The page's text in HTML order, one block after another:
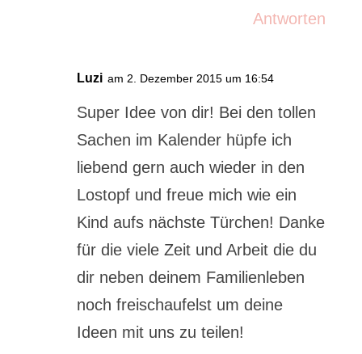
Antworten
Luzi am 2. Dezember 2015 um 16:54
Super Idee von dir! Bei den tollen
Sachen im Kalender hüpfe ich
liebend gern auch wieder in den
Lostopf und freue mich wie ein
Kind aufs nächste Türchen! Danke
für die viele Zeit und Arbeit die du
dir neben deinem Familienleben
noch freischaufelst um deine
Ideen mit uns zu teilen!